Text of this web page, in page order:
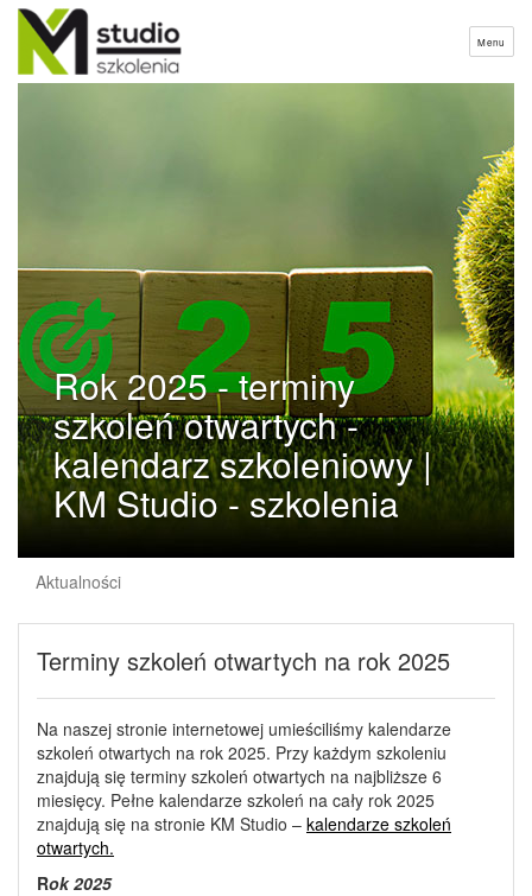
Menu
Rok 2025 - terminy
szkoleń otwartych -
kalendarz szkoleniowy |
KM Studio - szkolenia
Aktualności
Terminy szkoleń otwartych na rok 2025
Na naszej stronie internetowej umieściliśmy kalendarze
szkoleń otwartych na rok 2025. Przy każdym szkoleniu
znajdują się terminy szkoleń otwartych na najbliższe 6
miesięcy. Pełne kalendarze szkoleń na cały rok 2025
znajdują się na stronie KM Studio – kalendarze szkoleń
otwartych.
Rok 2025